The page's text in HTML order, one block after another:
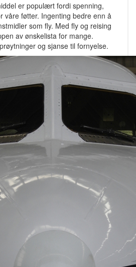
er populært fordi spenning,
våre føtter. Ingenting bedre enn å
som fly. Med fly og reising
av ønskelista for mange.
og sjanse til fornyelse.